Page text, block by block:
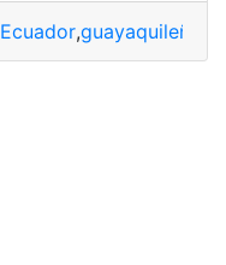
Ecuador,guayaquileña